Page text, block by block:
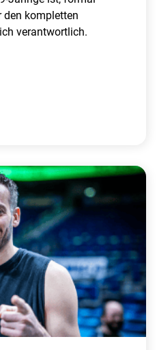
den kompletten
verantwortlich.